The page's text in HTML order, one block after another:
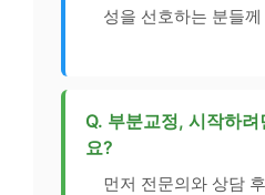
성을 선호하는 분들
Q. 부분교정, 시작하
요?
먼저 전문의와 상담